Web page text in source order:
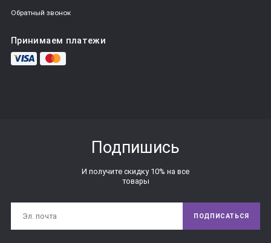
Обратный звонок
Принимаем платежи
Подпишись
И получите скидку 10% на все
товары
ПОДПИСАТЬСЯ